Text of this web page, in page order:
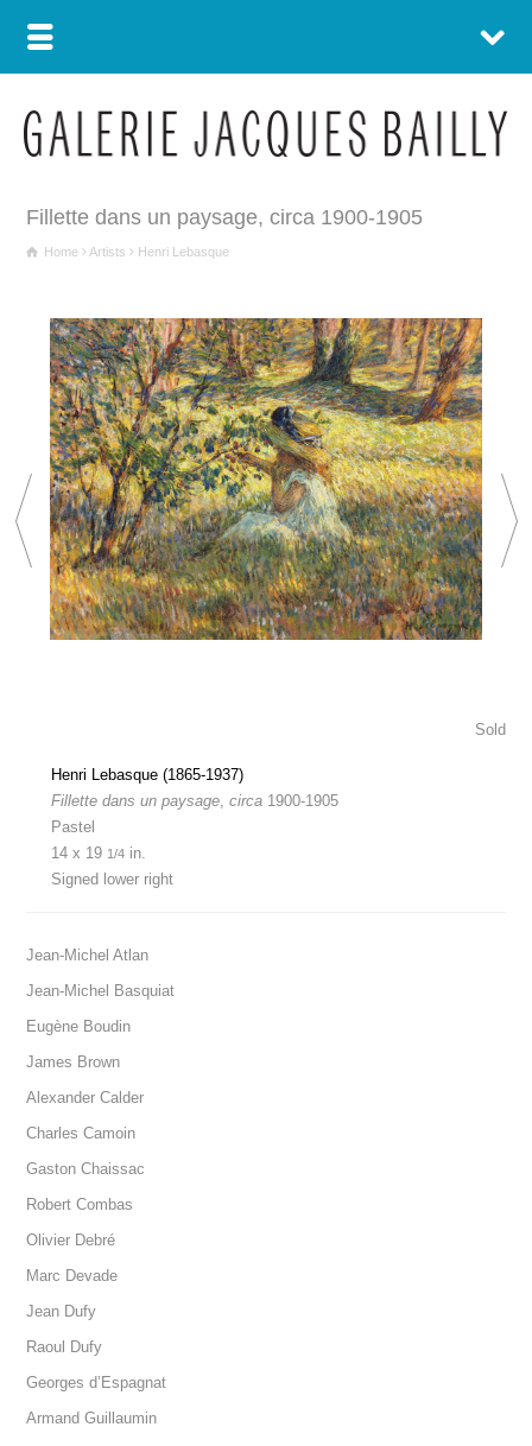
Fillette dans un paysage, circa 1900-1905
Home Artists Henri Lebasque
Sold
Henri Lebasque (1865-1937)
Fillette dans un paysage, circa 1900-1905
Pastel
14 x 19 1/4in.
Signed lower right
Jean-Michel Atlan
Jean-Michel Basquiat
Eugène Boudin
James Brown
Alexander Calder
Charles Camoin
Gaston Chaissac
Robert Combas
Olivier Debré
Marc Devade
Jean Dufy
Raoul Dufy
Georges d’Espagnat
Armand Guillaumin